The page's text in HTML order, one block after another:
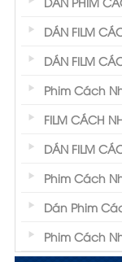
DÁN FILM
DÁN FILM
Phim Cách
FILM CÁCH
DÁN FILM
Phim Cách
Dán Phim
Phim Cách